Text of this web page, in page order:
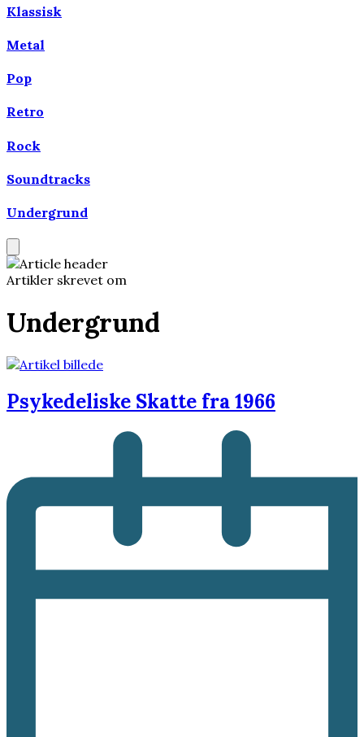
Klassisk
Metal
Pop
Retro
Rock
Soundtracks
Undergrund
Artikler skrevet om
Undergrund
Psykedeliske Skatte fra 1966